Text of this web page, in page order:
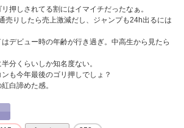
押しされてる割にはイマイチだったなぁ。
売りしたら売上激減だし、ジャンプも24h出るには
デビュー時の年齢が行き過ぎ。中高生から見たら
分くらいしか知名度ない。
も今年最後のゴリ押しでしょ？
白諦めた感。